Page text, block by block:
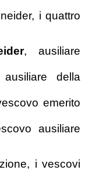
i quattro
, ausiliare
della
emerito
ausiliare
i vescovi